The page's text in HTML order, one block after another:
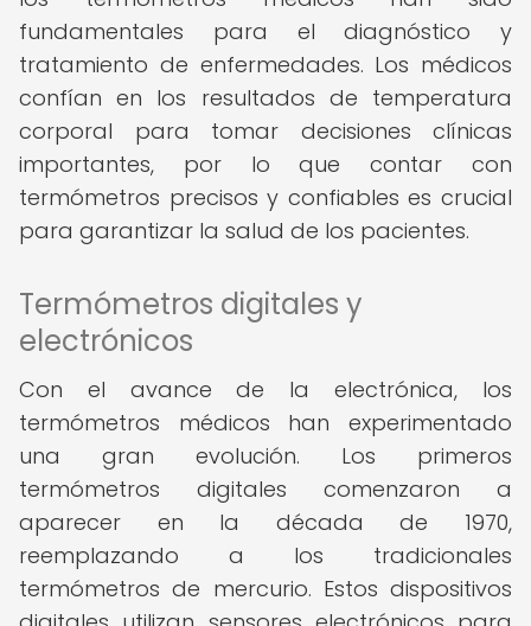
fundamentales para el diagnóstico y
tratamiento de enfermedades. Los médicos
confían en los resultados de temperatura
corporal para tomar decisiones clínicas
importantes, por lo que contar con
termómetros precisos y confiables es crucial
para garantizar la salud de los pacientes.
Termómetros digitales y
electrónicos
Con el avance de la electrónica, los
termómetros médicos han experimentado
una gran evolución. Los primeros
termómetros digitales comenzaron a
aparecer en la década de 1970,
reemplazando a los tradicionales
termómetros de mercurio. Estos dispositivos